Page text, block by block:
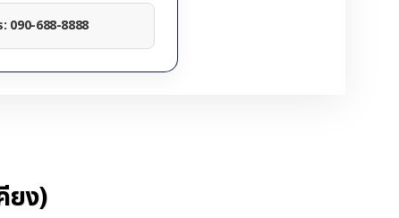
: 090-688-8888
ยง)